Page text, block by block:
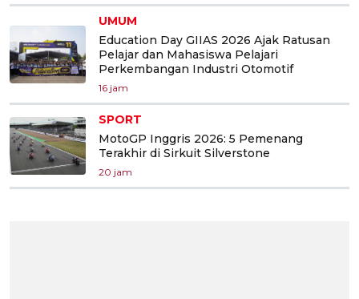
UMUM
Education Day GIIAS 2026 Ajak Ratusan
Pelajar dan Mahasiswa Pelajari
Perkembangan Industri Otomotif
16 jam
SPORT
MotoGP Inggris 2026: 5 Pemenang
Terakhir di Sirkuit Silverstone
20 jam